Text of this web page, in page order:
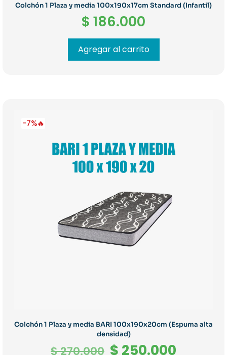
Colchón 1 Plaza y media 100x190x17cm Standard (Infantil)
$ 186.000
Agregar al carrito
-7%🔥
Colchón 1 Plaza y media BARI 100x190x20cm (Espuma alta
densidad)
$270.000 El
$ 250.000